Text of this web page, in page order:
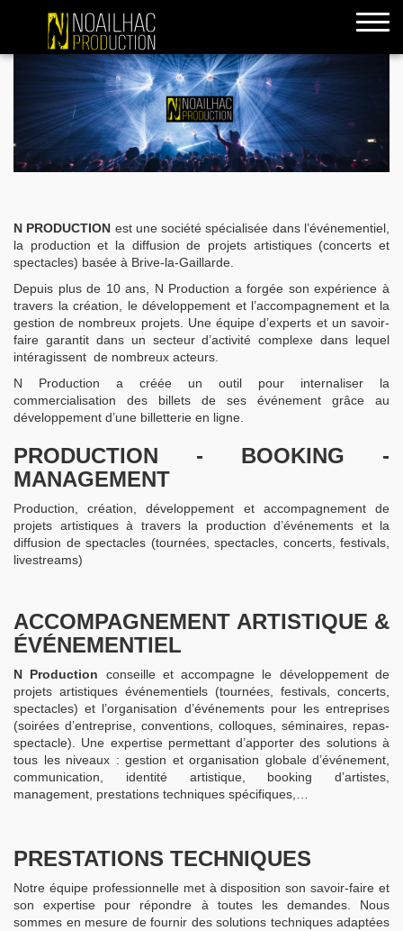
N PRODUCTION est une société spécialisée dans l’événementiel,
la production et la diffusion de projets artistiques (concerts et
spectacles) basée à Brive-la-Gaillarde.
Depuis plus de 10 ans, N Production a forgée son expérience à
travers la création, le développement et l’accompagnement et la
gestion de nombreux projets. Une équipe d’experts et un savoir-
faire garantit dans un secteur d’activité complexe dans lequel
intéragissent de nombreux acteurs.
N Production a créée un outil pour internaliser la
commercialisation des billets de ses événement grâce au
développement d’une billetterie en ligne.
PRODUCTION - BOOKING -
MANAGEMENT
Production, création, développement et accompagnement de
projets artistiques à travers la production d’événements et la
diffusion de spectacles (tournées, spectacles, concerts, festivals,
livestreams)
ACCOMPAGNEMENT ARTISTIQUE &
ÉVÉNEMENTIEL
N Production conseille et accompagne le développement de
projets artistiques événementiels (tournées, festivals, concerts,
spectacles) et l’organisation d’événements pour les entreprises
(soirées d’entreprise, conventions, colloques, séminaires, repas-
spectacle). Une expertise permettant d’apporter des solutions à
tous les niveaux : gestion et organisation globale d’événement,
communication, identité artistique, booking d’artistes,
management, prestations techniques spécifiques,…
PRESTATIONS TECHNIQUES
Notre équipe professionnelle met à disposition son savoir-faire et
son expertise pour répondre à toutes les demandes. Nous
sommes en mesure de fournir des solutions techniques adaptées